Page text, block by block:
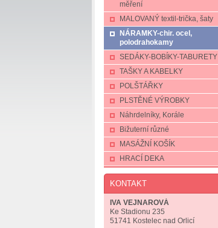
měření
MALOVANÝ textil-trička, šaty
NÁRAMKY-chir. ocel,
polodrahokamy
SEDÁKY-BOBÍKY-TABURETY
TAŠKY A KABELKY
POLŠTÁŘKY
PLSTĚNÉ VÝROBKY
Náhrdelníky, Korále
Bižuterní různé
MASÁŽNÍ KOŠÍK
HRACÍ DEKA
KONTAKT
IVA VEJNAROVÁ
Ke Stadionu 235
51741 Kostelec nad Orlicí